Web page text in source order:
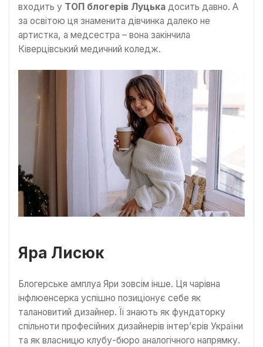
входить у ТОП блогерів Луцька досить давно. А
за освітою ця знаменита дівчинка далеко не
артистка, а медсестра – вона закінчила
Ківерцівський медичний коледж.
Яра Лисюк
Блогерське амплуа Яри зовсім інше. Ця чарівна
інфлюенсерка успішно позиціонує себе як
талановитий дизайнер. Її знають як фундаторку
спільноти професійних дизайнерів інтер’єрів України
та як власницю клубу-бюро аналогічного напрямку.